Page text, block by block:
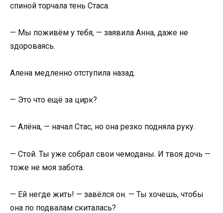
спиной торчала тень Стаса.
— Мы поживём у тебя, — заявила Анна, даже не
здороваясь.
Алена медленно отступила назад.
— Это что ещё за цирк?
— Алёна, — начал Стас, но она резко подняла руку.
— Стой. Ты уже собрал свои чемоданы. И твоя дочь —
тоже не моя забота.
— Ей негде жить! — завёлся он. — Ты хочешь, чтобы
она по подвалам скиталась?